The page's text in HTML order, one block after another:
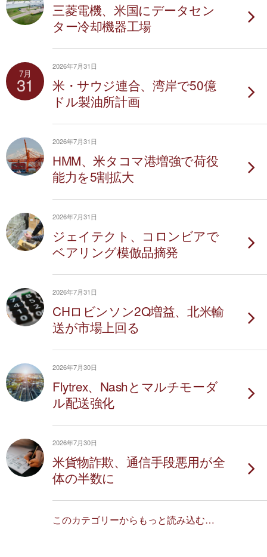
三菱電機、米国にデータセン
ター冷却機器工場
7月
31
2026年7月31日
米・サウジ連合、湾岸で50億
ドル製油所計画
2026年7月31日
HMM、米タコマ港増強で荷役
能力を5割拡大
2026年7月31日
ジェイテクト、コロンビアで
ベアリング模倣品摘発
2026年7月31日
CHロビンソン2Q増益、北米輸
送が市場上回る
2026年7月30日
Flytrex、Nashとマルチモーダ
ル配送強化
2026年7月30日
米貨物詐欺、通信手段悪用が全
体の半数に
このカテゴリーからもっと読み込む…